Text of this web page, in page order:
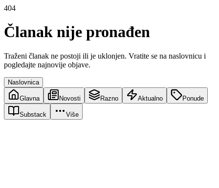
404
Članak nije pronađen
Traženi članak ne postoji ili je uklonjen. Vratite se na naslovnicu i
pogledajte najnovije objave.
Naslovnica
Glavna Novosti Razno Aktualno Ponude
Substack Više